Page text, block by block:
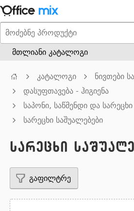
მთლიანი კატალოგი
კატალოგი
ნივთები
დასუფთავება - ჰიგიენა
საპონი, საწმენდი და
სარეცხი საშუალებები
სარეცხი
გაფილტრე